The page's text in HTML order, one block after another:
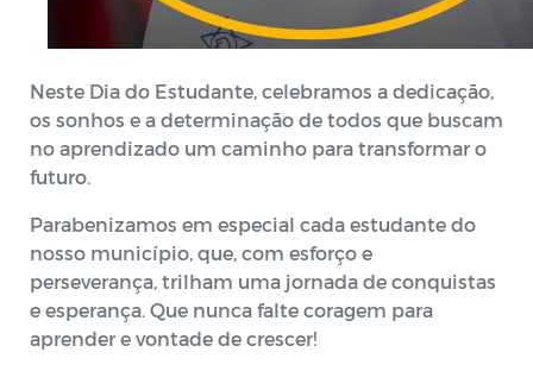
Neste Dia do Estudante, celebramos a dedicação,
os sonhos e a determinação de todos que buscam
no aprendizado um caminho para transformar o
futuro.
Parabenizamos em especial cada estudante do
nosso município, que, com esforço e
perseverança, trilham uma jornada de conquistas
e esperança. Que nunca falte coragem para
aprender e vontade de crescer!